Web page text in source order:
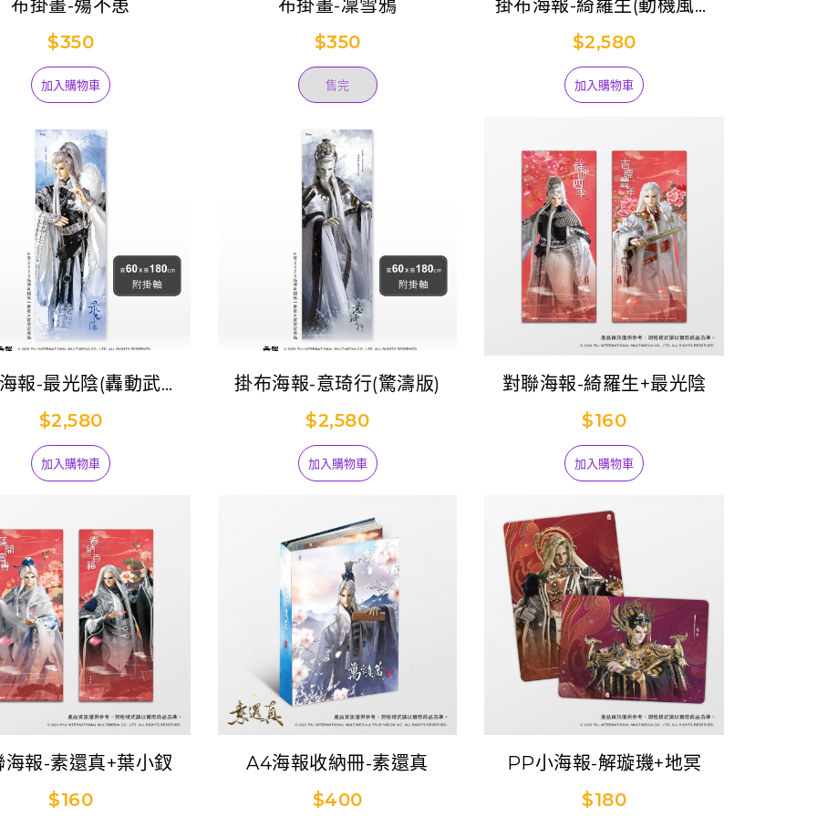
布掛畫-殤不患
$350
加入購物車
布掛畫-凜雪鴉
$350
售完
掛布海報-綺羅生(動機風雲
版)
$2,580
加入購物車
報-最光陰(轟動武林
版)
$2,580
加入購物車
掛布海報-意琦行(驚濤版)
$2,580
加入購物車
對聯海報-綺羅生+最光陰
$160
加入購物車
海報-素還真+葉小釵
$160
A4海報收納冊-素還真
$400
PP小海報-解璇璣+地冥
$180